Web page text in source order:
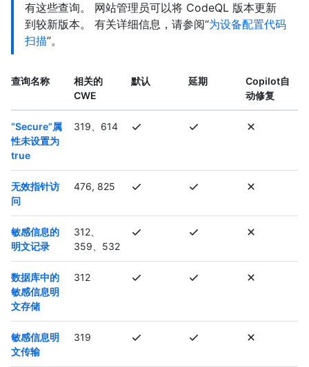
有这些查询。 网站管理员可以将 CodeQL 版本更新
到较新版本。 有关详细信息，请参阅“为设备配置代码
扫描”。
查询名称
相关的
CWE
默认 延期
Copilot自
动修复
“Secure”属
性未设置为
true
319、614
无效指针访
问
476, 825
敏感信息的
明文记录
312、
359、532
数据库中的
敏感信息明
文存储
312
敏感信息明
文传输
319